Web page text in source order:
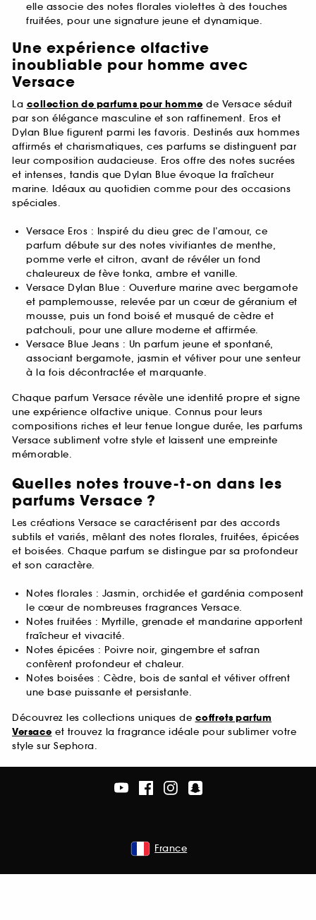
elle associe des notes florales violettes à des touches
fruitées, pour une signature jeune et dynamique.
Une expérience olfactive
inoubliable pour homme avec
Versace
La collection de parfums pour homme de Versace séduit
par son élégance masculine et son raffinement. Eros et
Dylan Blue figurent parmi les favoris. Destinés aux hommes
affirmés et charismatiques, ces parfums se distinguent par
leur composition audacieuse. Eros offre des notes sucrées
et intenses, tandis que Dylan Blue évoque la fraîcheur
marine. Idéaux au quotidien comme pour des occasions
spéciales.
Versace Eros : Inspiré du dieu grec de l’amour, ce
parfum débute sur des notes vivifiantes de menthe,
pomme verte et citron, avant de révéler un fond
chaleureux de fève tonka, ambre et vanille.
Versace Dylan Blue : Ouverture marine avec bergamote
et pamplemousse, relevée par un cœur de géranium et
mousse, puis un fond boisé et musqué de cèdre et
patchouli, pour une allure moderne et affirmée.
Versace Blue Jeans : Un parfum jeune et spontané,
associant bergamote, jasmin et vétiver pour une senteur
à la fois décontractée et marquante.
Chaque parfum Versace révèle une identité propre et signe
une expérience olfactive unique. Connus pour leurs
compositions riches et leur tenue longue durée, les parfums
Versace subliment votre style et laissent une empreinte
mémorable.
Quelles notes trouve-t-on dans les
parfums Versace ?
Les créations Versace se caractérisent par des accords
subtils et variés, mêlant des notes florales, fruitées, épicées
et boisées. Chaque parfum se distingue par sa profondeur
et son caractère.
Notes florales : Jasmin, orchidée et gardénia composent
le cœur de nombreuses fragrances Versace.
Notes fruitées : Myrtille, grenade et mandarine apportent
fraîcheur et vivacité.
Notes épicées : Poivre noir, gingembre et safran
confèrent profondeur et chaleur.
Notes boisées : Cèdre, bois de santal et vétiver offrent
une base puissante et persistante.
Découvrez les collections uniques de coffrets parfum
Versace et trouvez la fragrance idéale pour sublimer votre
style sur Sephora.
France